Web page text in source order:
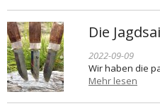
Die
2022-09-09
Wir haben die
Mehr lesen